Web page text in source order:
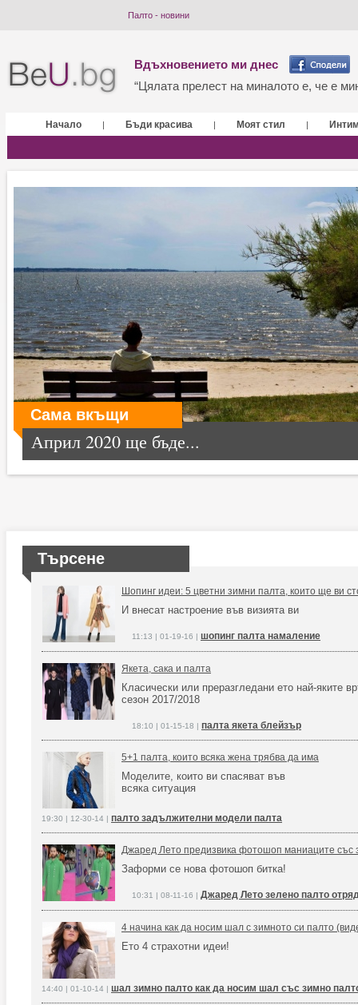
Палто - новини
Вдъхновението ми днес
“Цялата прелест на миналото е, че е
Начало | Бъди красива | Моят стил |
Сама вкъщи
Април 2020 ще бъде...
Търсене
Шопинг идеи: 5 цветни зимни палта, които ще ви
И внесат настроение във визията ви
11:13 | 01-19-16 | шопинг палта намаление
Якета, сака и палта
Класически или преразгледани ето най-яките
сезон 2017/2018
18:10 | 01-15-18 | палта якета блейзър
5+1 палта, които всяка жена трябва да има
Моделите, които ви спасяват във
всяка ситуация
19:30 | 12-30-14 | палто задължителни модели палта
Джаред Лето предизвика фотошоп маниаците със
Заформи се нова фотошоп битка!
10:31 | 08-11-16 | Джаред Лето зелено палто
4 начина как да носим шал с зимното си палто
Ето 4 страхотни идеи!
14:40 | 01-10-14 | шал зимно палто как да носим шал със зимно